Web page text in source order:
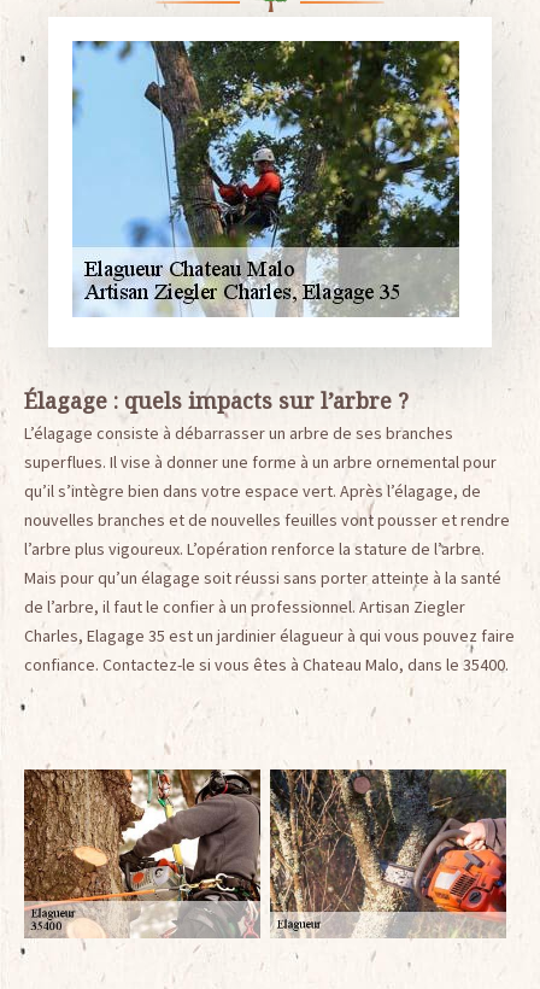
Élagage : quels impacts sur l’arbre ?
L’élagage consiste à débarrasser un arbre de ses branches
superflues. Il vise à donner une forme à un arbre ornemental pour
qu’il s’intègre bien dans votre espace vert. Après l’élagage, de
nouvelles branches et de nouvelles feuilles vont pousser et rendre
l’arbre plus vigoureux. L’opération renforce la stature de l’arbre.
Mais pour qu’un élagage soit réussi sans porter atteinte à la santé
de l’arbre, il faut le confier à un professionnel. Artisan Ziegler
Charles, Elagage 35 est un jardinier élagueur à qui vous pouvez faire
confiance. Contactez-le si vous êtes à Chateau Malo, dans le 35400.